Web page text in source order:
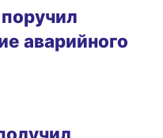
аварийного